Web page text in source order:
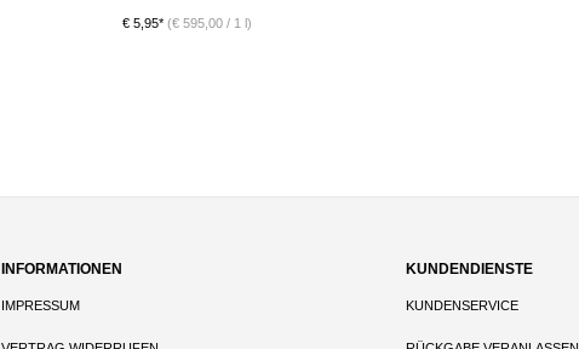
€ 5,95* (€ 595,00 / 1 l)
INFORMATIONEN
IMPRESSUM
KUNDENDIENSTE
KUNDENSERVICE